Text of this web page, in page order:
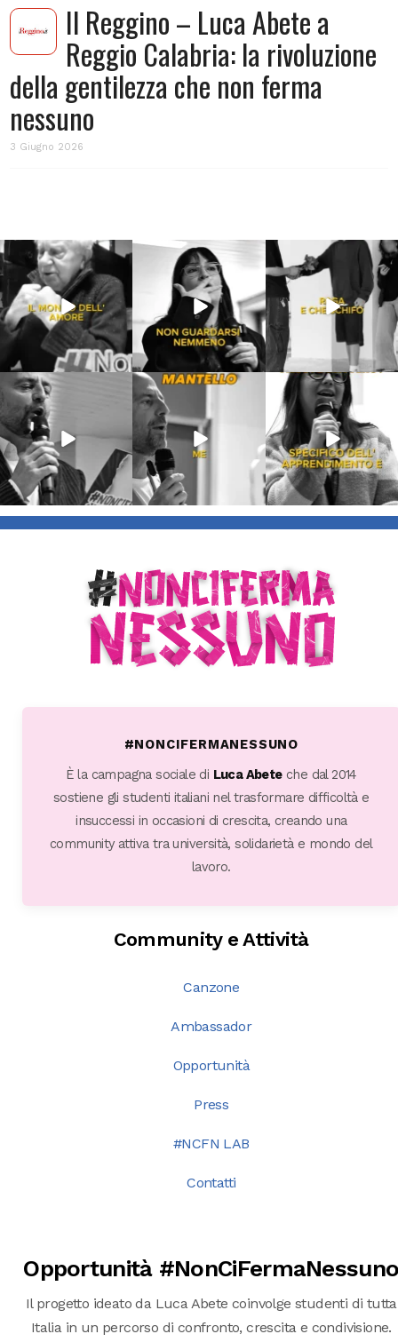
Il Reggino – Luca Abete a
Reggio Calabria: la rivoluzione
della gentilezza che non ferma
nessuno
3 Giugno 2026
Lug 31
213 4
Lug 16
53 1
Lug 13
199 10
Lug 9
54
Giu 21 Giu 18
871
#NONCIFERMANESSUNO
È la campagna sociale di Luca Abeteche dal 2014
sostiene gli studenti italiani nel trasformare difficoltà e
insuccessi in occasioni di crescita, creando una
community attiva tra università, solidarietà e mondo del
lavoro.
Community e Attività
Canzone
Ambassador
Opportunità
Press
#NCFN LAB
Contatti
Opportunità
Il progetto ideato da Luca Abete coinvolge studenti di tutta
Italia in un percorso di confronto, crescita e condivisione.